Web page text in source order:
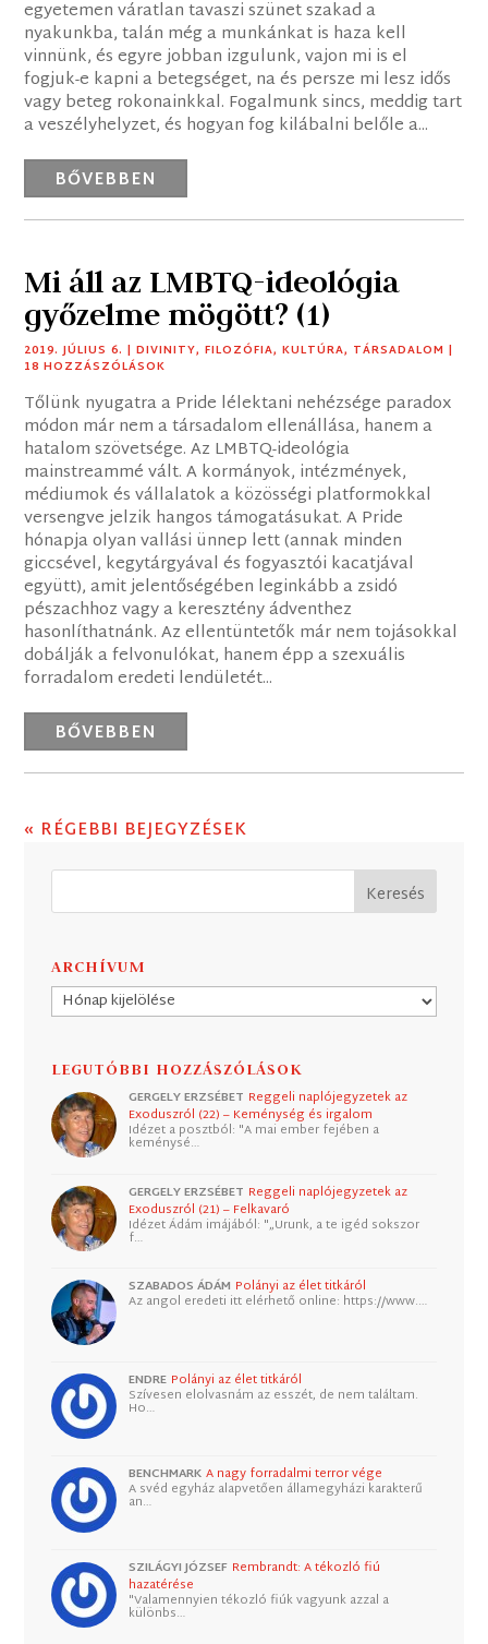
egyetemen váratlan tavaszi szünet szakad a
nyakunkba, talán még a munkánkat is haza kell
vinnünk, és egyre jobban izgulunk, vajon mi is el
fogjuk-e kapni a betegséget, na és persze mi lesz idős
vagy beteg rokonainkkal. Fogalmunk sincs, meddig tart
a veszélyhelyzet, és hogyan fog kilábalni belőle a...
BŐVEBBEN
Mi áll az LMBTQ-ideológia
győzelme mögött? (1)
2019. JÚLIUS 6. |DIVINITY,FILOZÓFIA,KULTÚRA, TÁRSADALOM |
18 HOZZÁSZÓLÁSOK
Tőlünk nyugatra a Pride lélektani nehézsége paradox
módon már nem a társadalom ellenállása, hanem a
hatalom szövetsége. Az LMBTQ-ideológia
mainstreammé vált. A kormányok, intézmények,
médiumok és vállalatok a közösségi platformokkal
versengve jelzik hangos támogatásukat. A Pride
hónapja olyan vallási ünnep lett (annak minden
giccsével, kegytárgyával és fogyasztói kacatjával
együtt), amit jelentőségében leginkább a zsidó
pészachhoz vagy a keresztény ádventhez
hasonlíthatnánk. Az ellentüntetők már nem tojásokkal
dobálják a felvonulókat, hanem épp a szexuális
forradalom eredeti lendületét...
BŐVEBBEN
« RÉGEBBI BEJEGYZÉSEK
ARCHÍVUM
Archívum
LEGUTÓBBI HOZZÁSZÓLÁSOK
GERGELY ERZSÉBET Reggeli naplójegyzetek az
Exoduszról (22) – Keménység és irgalom
Idézet a posztból: "A mai ember fejében a
keménysé…
GERGELY ERZSÉBET Reggeli naplójegyzetek az
Exoduszról (21) – Felkavaró
Idézet Ádám imájából: "„Urunk, a te igéd sokszor
f…
SZABADOS ÁDÁM Polányi az élet titkáról
Az angol eredeti itt elérhető online: https://www.…
ENDRE Polányi az élet titkáról
Szívesen elolvasnám az esszét, de nem találtam.
Ho…
BENCHMARK A nagy forradalmi terror vége
A svéd egyház alapvetően államegyházi karakterű
an…
SZILÁGYI JÓZSEF Rembrandt: A tékozló fiú
hazatérése
"Valamennyien tékozló fiúk vagyunk azzal a
különbs…